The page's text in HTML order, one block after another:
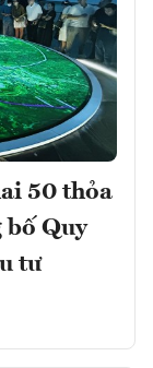
50 thỏa
bố Quy
tư